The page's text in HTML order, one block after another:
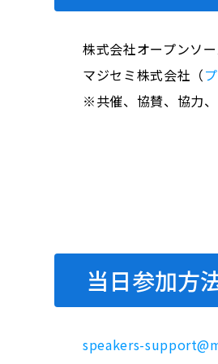
株式会社オープンソ
マジセミ株式会社（
※共催、協賛、協力、
当日参加方
speakers-